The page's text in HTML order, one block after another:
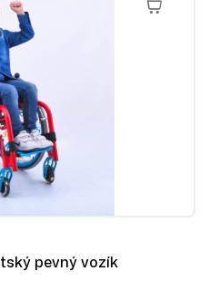
Přidat Do
pevný vozík